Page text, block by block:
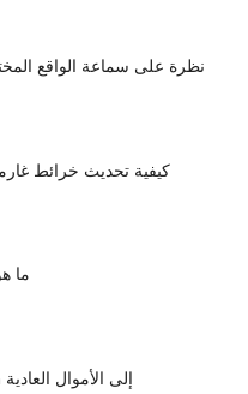
كيفية تحديث خرائط
ما
كيفية تغيير Bitcoin إلى الأموال العادية